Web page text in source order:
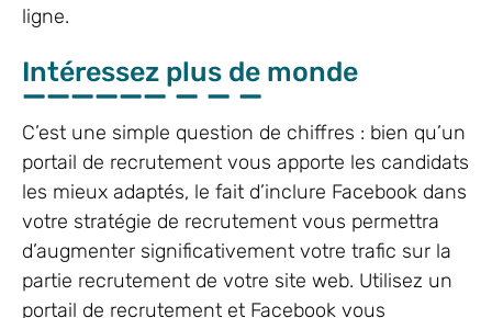
ligne.
Intéressez plus de monde
C’est une simple question de chiffres : bien qu’un
portail de recrutement vous apporte les candidats
les mieux adaptés, le fait d’inclure Facebook dans
votre stratégie de recrutement vous permettra
d’augmenter significativement votre trafic sur la
partie recrutement de votre site web. Utilisez un
portail de recrutement et Facebook vous